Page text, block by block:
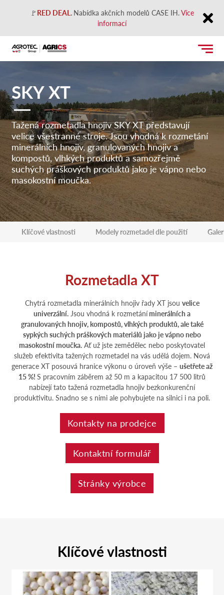
🚩RED DEAL. Nabídka akčních modelů CASE IH.Více
informací
Close
SKY XT
Tažená rozmetadla hnojiv SKY XT představují
velice všestranné stroje. Jsou vhodná k rozmetání
minerálních hnojiv, granulovaných hnojiv a
kompostů, vlhkých produktů a samozřejmě
suchých práškových produktů jako je vápno nebo
masokostní moučka.
Klíčové vlastnosti Modely rozmetadel dle použití
Rozmetadla XT
Chytrá rozmetadla minerálních hnojiv řady XT jsou velice
univerzální. Jsou vhodná k rozmetáníminerálních a
granulovaných hnojiv, kompostů, vlhkých produktů, ale také
sypkých suchých práškových materiálů jako je vápno nebo
masokostní moučka. Ať už jste zemědělec nebo poskytovatel
služeb efektivita tažených rozmetadel na vás udělá dojem. Nová
generace XT posouvá hranice výkonu o úroveň výše – ušetřete až
15 %! S pracovním záběrem až 50 m a kapacitou 17 500 litrů
nabízejí tato tažená rozmetadla hnojiv bezkonkurenční
produktivitu. Snadno se s nimi ale pohybujete na silnici i na poli.
Kontakty na prodejce
Kontaktní formulář
Stránky výrobce
Klíčové vlastnosti